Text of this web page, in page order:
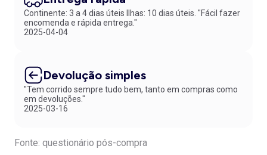
Se procura soluções úteis e atuais, não fique sem as suas e aproveite
paracomprar toalhas de praia que seguem o seu ritmo. Sinta a
felicidade de escolher produtos que unem bem-estar, funcionalidade
e estilo de forma equilibrada, garantindo proteção após a água. E não
personalizada.
Continente: 3 a 4 dias úteis Ilhas: 10 dias úteis. "Fácil fazer
encomenda e rápida entrega."
2025-04-04
Devolução simples
"Tem corrido sempre tudo bem, tanto em compras como
em devoluções."
2025-03-16
Fonte: questionário pós-compra